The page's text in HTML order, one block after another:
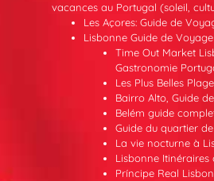
vacances au Portugal (soleil,
Les Açores: Guide de
Lisbonne Guide de Voyage
Time Out Market
Gastronomie
Les Plus Belles
Bairro Alto, Guide
Belém guide
Guide du quartier
La vie nocturne à
Lisbonne Itinéraires
Príncipe Real